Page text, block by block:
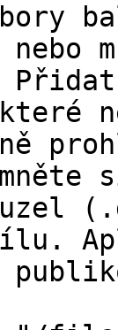
nebo